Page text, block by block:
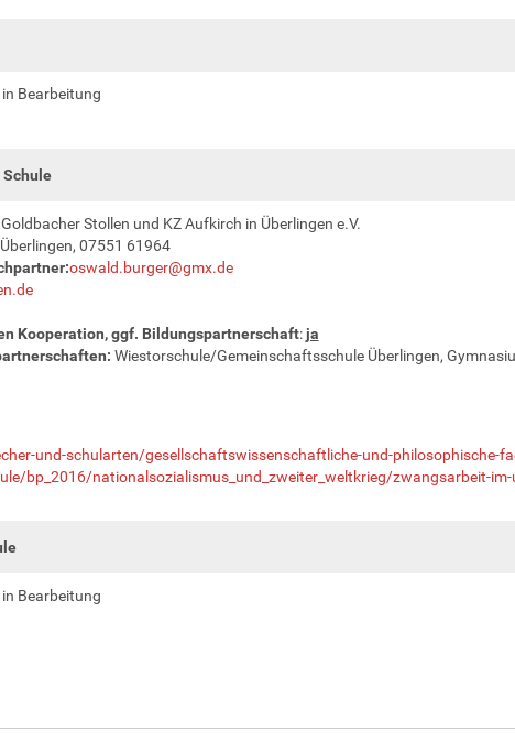
Bearbeitung
Stollen und KZ Aufkirch in Überlingen e.V.
07551 61964
oswald.burger@gmx.de
Kooperation, ggf. Bildungspartnerschaft:ja
Wiestorschule/Gemeinschaftsschule Überlingen,
und-schularten/gesellschaftswissenschaftliche-und-philosophische-
bp_2016/nationalsozialismus_und_zweiter_weltkrieg/zwangsarbeit-
Bearbeitung